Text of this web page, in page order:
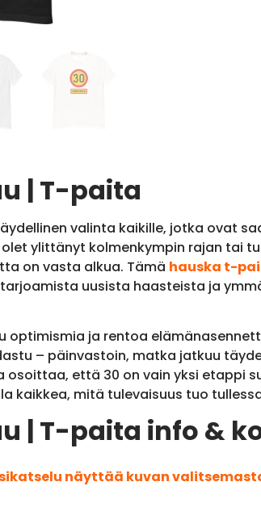
| T-paita
valinta kaikille, jotka ovat
ylittänyt kolmenkympin rajan tai
on vasta alkua. Tämä hauska t-
uusista haasteista ja
optimismia ja rentoa
– päinvastoin, matka jatkuu
että 30 on vain yksi etappi
kaikkea, mitä tulevaisuus tuo
| T-paita info &
esikatselu näyttää kuvan